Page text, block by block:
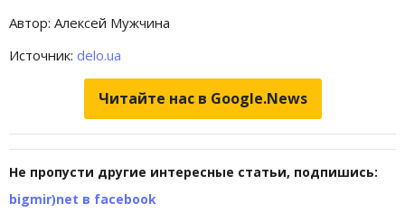
Автор: Алексей Мужчина
Источник: delo.ua
Читайте нас в Google.News
Не пропусти другие интересные статьи, подпишись:
bigmir)net в facebook